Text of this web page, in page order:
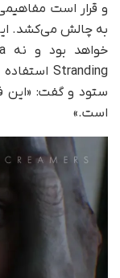
و قرار است
است.»